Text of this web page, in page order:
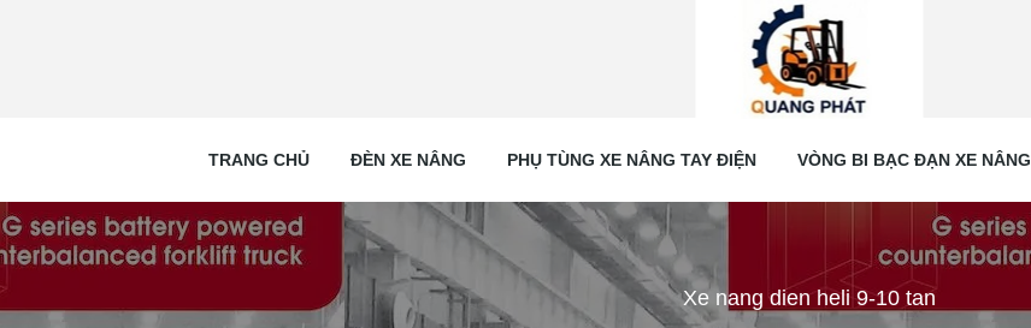
TRANG CHỦ ĐÈN XE NÂNG PHỤ TÙNG XE NÂNG TAY ĐIỆN VÒNG BI BẠC ĐẠN XE NÂNG
Xe nang dien heli 9-10 tan